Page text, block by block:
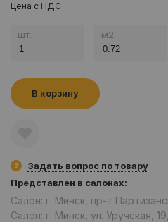
Цена с НДС
шт. м2
В корзину
Задать вопрос по товару
Представлен в салонах:
Салон: г. Минск, пр-т
Салон: г. Минск, ул. Уручская,